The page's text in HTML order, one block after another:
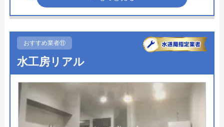
代表者
所在地
東京都千代田区九段南2-4-11 パシフィ
対応エリア
●受付時間 8:00-22:00
●定休日
●出張見積もり
●支払い方法 現金、クレジットカード
●累計実績 施工対応数240万件以上
●保証・保険 ―
おすすめ業者⑪
水工房リアル